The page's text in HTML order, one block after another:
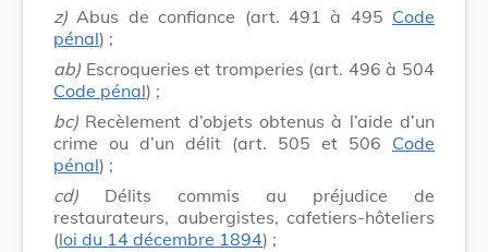
z) Abus de confiance (art. 491 à 495 Code
pénal) ;
ab) Escroqueries et tromperies (art. 496 à 504
Code pénal) ;
bc) Recèlement d’objets obtenus à l’aide d’un
crime ou d’un délit (art. 505 et 506 Code
pénal) ;
cd) Délits commis au préjudice de
restaurateurs, aubergistes, cafetiers-hôteliers
(loi du 14 décembre 1894) ;